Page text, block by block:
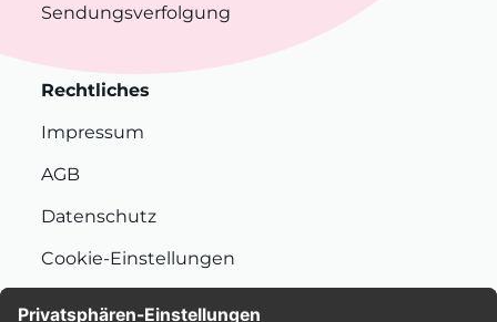
Sendungsverfolgung
Rechtliches
Impressum
AGB
Datenschutz
Cookie-Einstellungen